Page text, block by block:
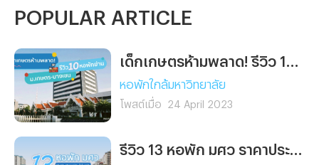
สุวรรณภูมิ พร้อมสิ่งอำนวย
สำหรับคุณได้ที่นี่
ทำงานและนักศึกษาที่อยากพัก
POPULAR ARTICLE
หอพักใกล้มหาวิทยาลัย
โพสต์เมื่อ 24 April 2023